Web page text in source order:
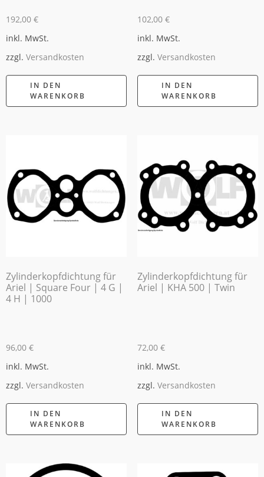
192,00 €
inkl. MwSt.
zzgl. Versandkosten
IN DEN
WARENKORB
102,00 €
inkl. MwSt.
zzgl. Versandkosten
IN DEN
WARENKORB
Zylinderkopfdichtung für
Ariel | Square Four | 4 G |
4 H | 1000
96,00 €
inkl. MwSt.
zzgl. Versandkosten
IN DEN
WARENKORB
Zylinderkopfdichtung für
Ariel | KHA 500 | Twin
72,00 €
inkl. MwSt.
zzgl. Versandkosten
IN DEN
WARENKORB